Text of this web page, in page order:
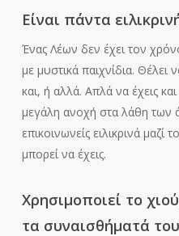
Είναι πάντα
Ένας Λέων δεν έχει τον
με μυστικά παιχνίδια. Θέλει
και, ή αλλά. Απλά να έχεις
μεγάλη ανοχή στα λάθη των
επικοινωνείς ειλικρινά
μπορεί να έχεις.
Χρησιμοποιεί το
τα συναισθήματά του